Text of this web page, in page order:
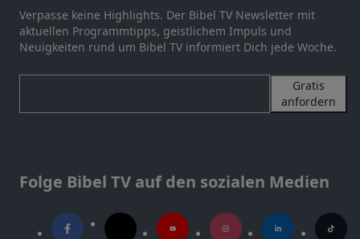
Verpasse keine Highlights. Der Bibel TV Newsletter mit
aktuellen Programmtipps, geistlichem Impuls und
Neuigkeiten rund um Bibel TV informiert Dich jede Woche.
Gratis
anfordern
Folge Bibel TV auf den sozialen Medien